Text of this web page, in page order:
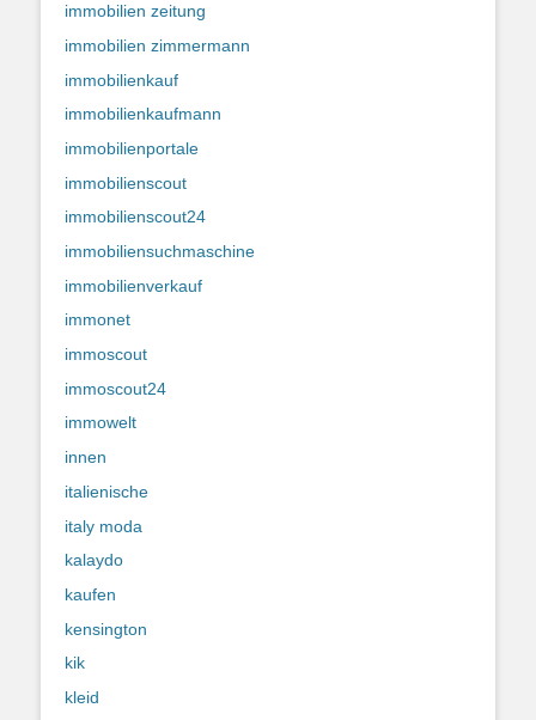
immobilien zeitung
immobilien zimmermann
immobilienkauf
immobilienkaufmann
immobilienportale
immobilienscout
immobilienscout24
immobiliensuchmaschine
immobilienverkauf
immonet
immoscout
immoscout24
immowelt
innen
italienische
italy moda
kalaydo
kaufen
kensington
kik
kleid